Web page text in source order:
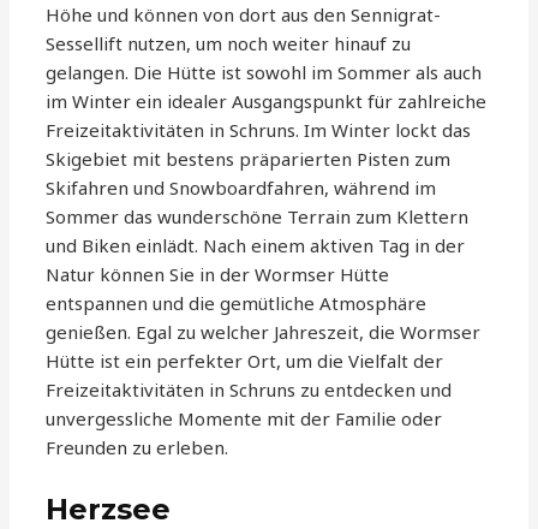
Höhe und können von dort aus den Sennigrat-
Sessellift nutzen, um noch weiter hinauf zu
gelangen. Die Hütte ist sowohl im Sommer als auch
im Winter ein idealer Ausgangspunkt für zahlreiche
Freizeitaktivitäten in Schruns. Im Winter lockt das
Skigebiet mit bestens präparierten Pisten zum
Skifahren und Snowboardfahren, während im
Sommer das wunderschöne Terrain zum Klettern
und Biken einlädt. Nach einem aktiven Tag in der
Natur können Sie in der Wormser Hütte
entspannen und die gemütliche Atmosphäre
genießen. Egal zu welcher Jahreszeit, die Wormser
Hütte ist ein perfekter Ort, um die Vielfalt der
Freizeitaktivitäten in Schruns zu entdecken und
unvergessliche Momente mit der Familie oder
Freunden zu erleben.
Herzsee